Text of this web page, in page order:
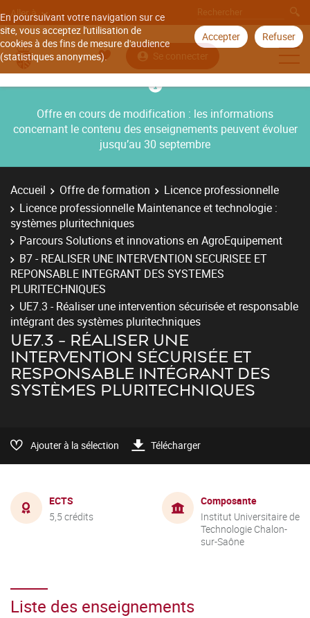
En poursuivant votre navigation sur ce
site, vous acceptez l'utilisation de
cookies à des fins de mesure d'audience
(statistiques anonymes).
Accepter Refuser
Aller à
Se connecter
Offre en cours de modification : les informations
concernant le contenu des enseignements peuvent évoluer
jusqu’au 30 septembre
Accueil Offre de formation
Licence professionnelle
Licence professionnelle Maintenance et technologie :
systèmes pluritechniques
Parcours Solutions et innovations en AgroEquipement
B7 - REALISER UNE INTERVENTION SECURISEE ET
REPONSABLE INTEGRANT DES SYSTEMES
PLURITECHNIQUES
UE7.3 - Réaliser une intervention sécurisée et responsable
intégrant des systèmes pluritechniques
UE7.3 - RÉALISER UNE
INTERVENTION SÉCURISÉE ET
RESPONSABLE INTÉGRANT DES
SYSTÈMES PLURITECHNIQUES
Ajouter à la sélection Télécharger
ECTS
5,5 crédits
Composante
Institut Universitaire de
Technologie Chalon-
sur-Saône
Liste des enseignements